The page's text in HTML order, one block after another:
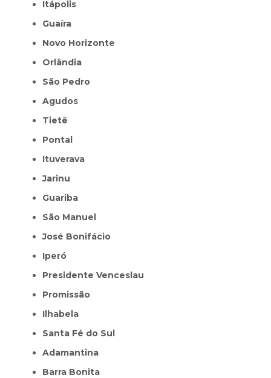
Itápolis
Guaíra
Novo Horizonte
Orlândia
São Pedro
Agudos
Tietê
Pontal
Ituverava
Jarinu
Guariba
São Manuel
José Bonifácio
Iperó
Presidente Venceslau
Promissão
Ilhabela
Santa Fé do Sul
Adamantina
Barra Bonita